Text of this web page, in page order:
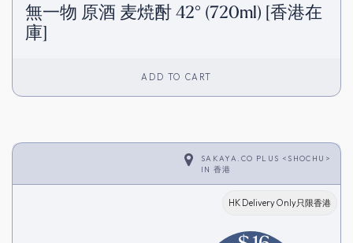
無一物 原酒 麦焼酎 42° (720ml) [香港在
庫]
ADD TO CART
SAKAYA.CO PLUS <SHOCHU>
IN 香港
HK Delivery Only只限香港